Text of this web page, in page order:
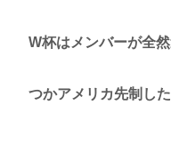
W杯はメンバーが全
つかアメリカ先制し